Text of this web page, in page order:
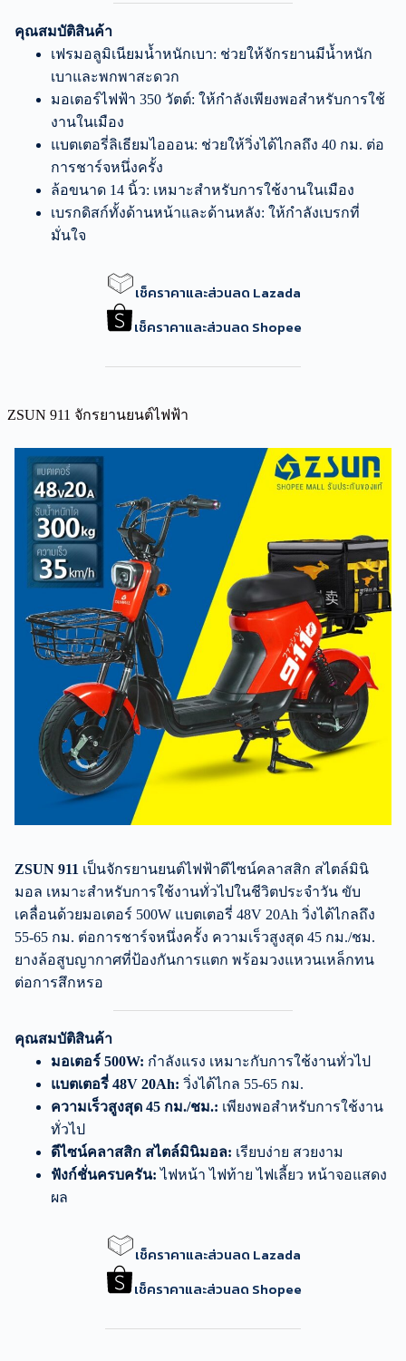
คุณสมบัติสินค้า
เฟรมอลูมิเนียมน้ำหนักเบา: ช่วยให้จักรยานมีน้ำหนัก
เบาและพกพาสะดวก
มอเตอร์ไฟฟ้า 350 วัตต์: ให้กำลังเพียงพอสำหรับการใช้
งานในเมือง
แบตเตอรี่ลิเธียมไอออน: ช่วยให้วิ่งได้ไกลถึง 40 กม. ต่อ
การชาร์จหนึ่งครั้ง
ล้อขนาด 14 นิ้ว: เหมาะสำหรับการใช้งานในเมือง
เบรกดิสก์ทั้งด้านหน้าและด้านหลัง: ให้กำลังเบรกที่
มั่นใจ
เช็คราคาและส่วนลด Lazada
เช็คราคาและส่วนลด Shopee
ZSUN 911 จักรยานยนต์ไฟฟ้า
ZSUN 911 เป็นจักรยานยนต์ไฟฟ้าดีไซน์คลาสสิก สไตล์มินิ
มอล เหมาะสำหรับการใช้งานทั่วไปในชีวิตประจำวัน ขับ
เคลื่อนด้วยมอเตอร์ 500W แบตเตอรี่ 48V 20Ah วิ่งได้ไกลถึง
55-65 กม. ต่อการชาร์จหนึ่งครั้ง ความเร็วสูงสุด 45 กม./ชม.
ยางล้อสูบญากาศที่ป้องกันการแตก พร้อมวงแหวนเหล็กทน
ต่อการสึกหรอ
คุณสมบัติสินค้า
มอเตอร์ 500W: กำลังแรง เหมาะกับการใช้งานทั่วไป
แบตเตอรี่ 48V 20Ah: วิ่งได้ไกล 55-65 กม.
ความเร็วสูงสุด 45 กม./ชม.: เพียงพอสำหรับการใช้งาน
ทั่วไป
ดีไซน์คลาสสิก สไตล์มินิมอล: เรียบง่าย สวยงาม
ฟังก์ชั่นครบครัน: ไฟหน้า ไฟท้าย ไฟเลี้ยว หน้าจอแสดง
ผล
เช็คราคาและส่วนลด Lazada
เช็คราคาและส่วนลด Shopee